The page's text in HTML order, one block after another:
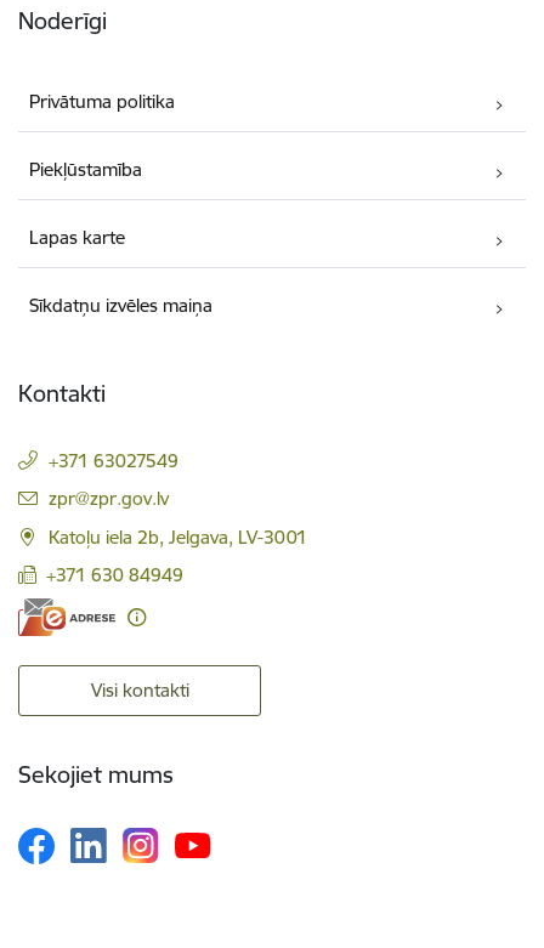
Noderīgi
Privātuma politika
Piekļūstamība
Lapas karte
Sīkdatņu izvēles maiņa
Kontakti
+371 63027549
E-pasts:
zpr@zpr.gov.lv
Katoļu iela 2b, Jelgava, LV-3001
+371 630 84949
Visi kontakti
Sekojiet mums